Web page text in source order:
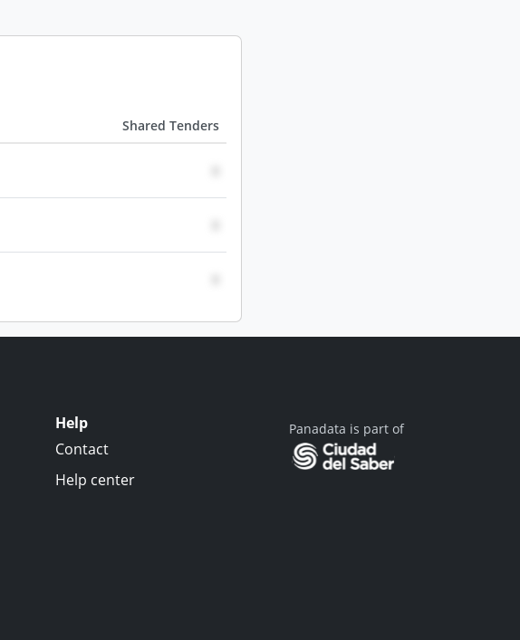
Shared Tenders
Help
Contact
Help center
Panadata is part of